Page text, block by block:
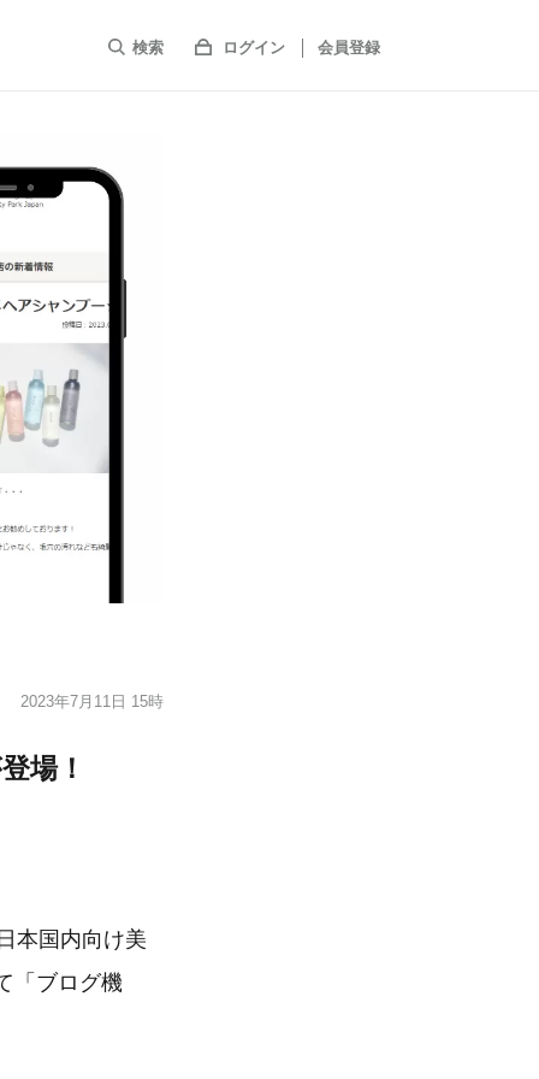
検索 ログイン 会員登録
2023年7月11日 15時
場！
本国内向け美
「ブログ機